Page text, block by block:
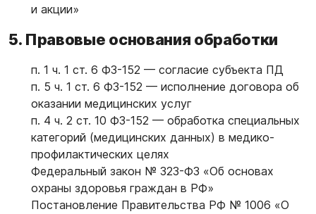
и акции»
5. Правовые основания обработки
п. 1 ч. 1 ст. 6 ФЗ-152 — согласие субъекта ПД
п. 5 ч. 1 ст. 6 ФЗ-152 — исполнение договора об
оказании медицинских услуг
п. 4 ч. 2 ст. 10 ФЗ-152 — обработка специальных
категорий (медицинских данных) в медико-
профилактических целях
Федеральный закон № 323-ФЗ «Об основах
охраны здоровья граждан в РФ»
Постановление Правительства РФ № 1006 «О